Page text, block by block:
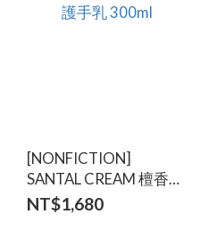
[NONFICTION]
SANTAL CREAM 檀香無
花果佛手柑護手乳
NT$1,680